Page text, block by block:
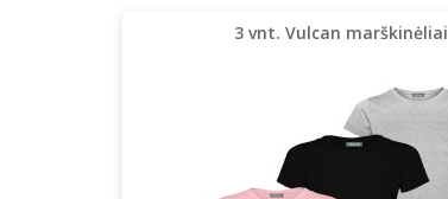
3 vnt. Vulcan marškinėliai